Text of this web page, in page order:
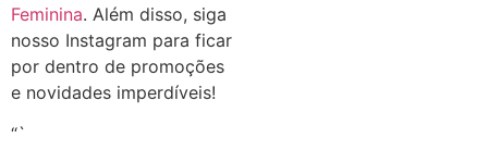
Feminina. Além disso, siga
nosso Instagram para ficar
por dentro de promoções
e novidades imperdíveis!
“`